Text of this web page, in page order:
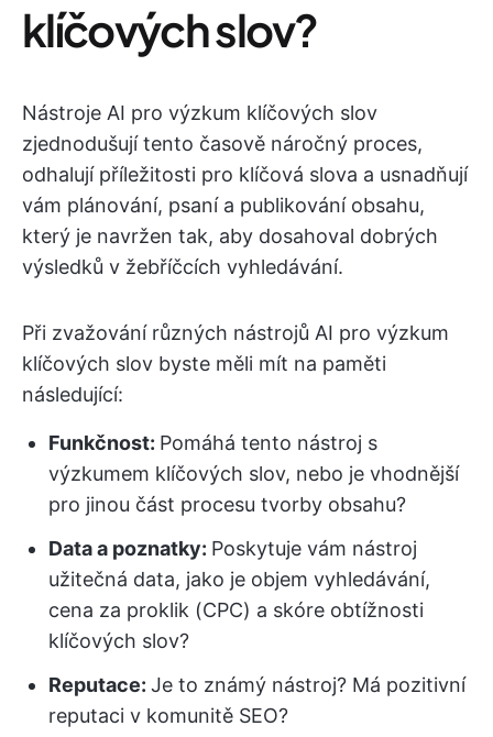
klíčových slov?
Nástroje AI pro výzkum klíčových slov
zjednodušují tento časově náročný proces,
odhalují příležitosti pro klíčová slova a usnadňují
vám plánování, psaní a publikování obsahu,
který je navržen tak, aby dosahoval dobrých
výsledků v žebříčcích vyhledávání.
Při zvažování různých nástrojů AI pro výzkum
klíčových slov byste měli mít na paměti
následující:
Funkčnost: Pomáhá tento nástroj s
výzkumem klíčových slov, nebo je vhodnější
pro jinou část procesu tvorby obsahu?
Data a poznatky: Poskytuje vám nástroj
užitečná data, jako je objem vyhledávání,
cena za proklik (CPC) a skóre obtížnosti
klíčových slov?
Reputace: Je to známý nástroj? Má pozitivní
reputaci v komunitě SEO?